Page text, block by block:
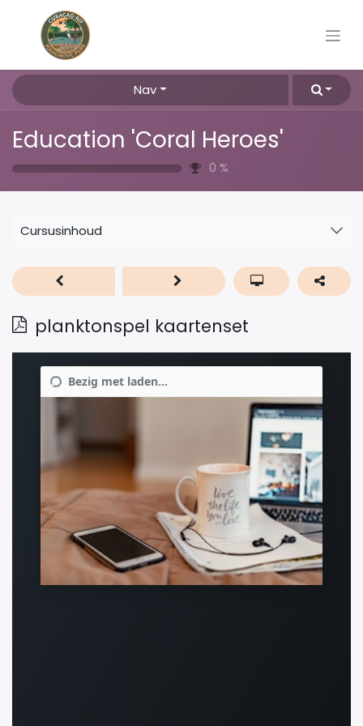
Nav
Education 'Coral Heroes'
0 %
Cursusinhoud
planktonspel kaartenset